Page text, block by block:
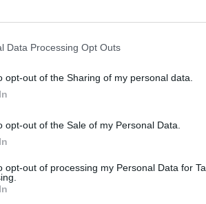
Data Processing Opt Outs
opt-out of the Sharing of my personal data.
opt-out of the Sale of my Personal Data.
opt-out of processing my Personal Data for
θα κάνει πρεμιέρα στο